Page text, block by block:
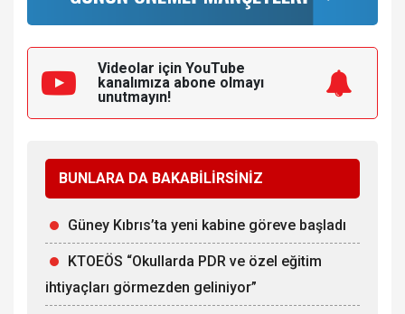
Videolar için YouTube
kanalımıza abone olmayı
unutmayın!
BUNLARA DA BAKABİLİRSİNİZ
Güney Kıbrıs’ta yeni kabine göreve başladı
KTOEÖS “Okullarda PDR ve özel eğitim
ihtiyaçları görmezden geliniyor”